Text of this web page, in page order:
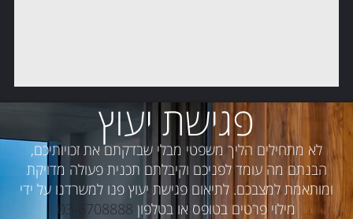
פגישת יעוץ
לא מתחילים הליך משפטי מבלי שבדקתם את זכויותיכם,
הבנתם מה עומד לפניכם וקיבלתם תכנית פעולה מדויקת
ומותאמת למצבכם. לתיאום פגישת יעוץ פנו למשרדנו על ידי
מילוי פרטים בטופס או בטלפון 03-6708888